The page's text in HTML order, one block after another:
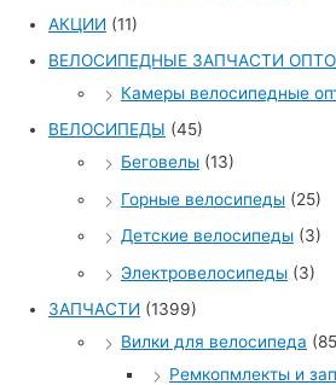
АКЦИИ (11)
ВЕЛОСИПЕДНЫЕ ЗАПЧАСТИ
Камеры велосипедные
ВЕЛОСИПЕДЫ (45)
Беговелы (13)
Горные велосипеды (25)
Детские велосипеды (3)
Электровелосипеды (3)
ЗАПЧАСТИ (1399)
Вилки для велосипеда
Ремкопмлекты и